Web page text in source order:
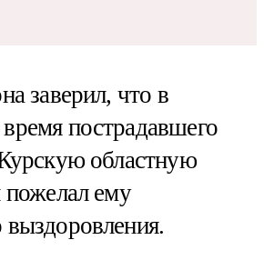
заверил, что в
пострадавшего
областную
пожелал ему
выздоровления.